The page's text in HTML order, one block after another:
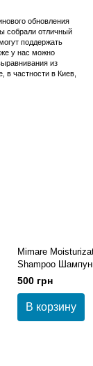
обновления
собрали отличный
поддержать
у нас можно
из
в частности в Киев,
Mimare
Shampoo
увлажняющий
500 грн
В корзину